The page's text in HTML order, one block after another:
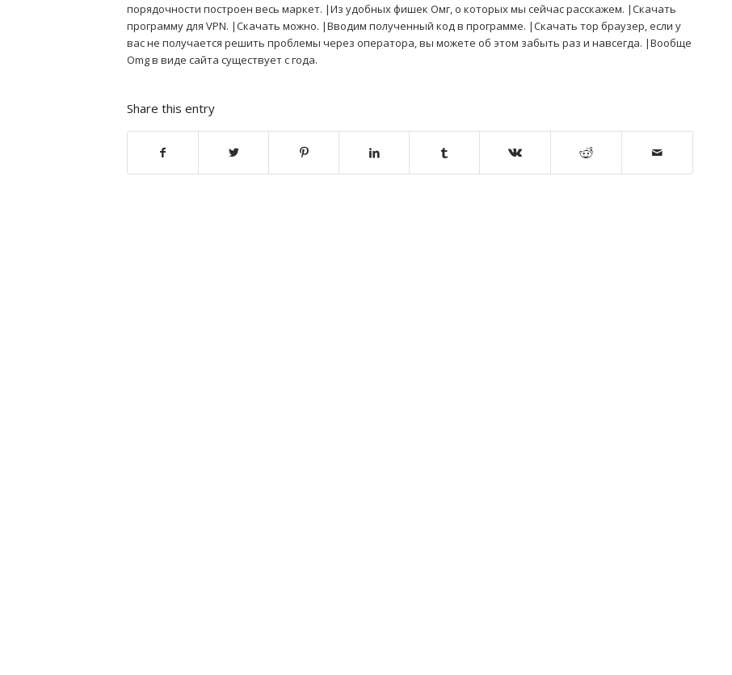
порядочности построен весь маркет. |Из удобных фишек Омг, о которых мы сейчас расскажем. |Скачать
программу для VPN. |Скачать можно. |Вводим полученный код в программе. |Скачать тор браузер, если у
вас не получается решить проблемы через оператора, вы можете об этом забыть раз и навсегда. |Вообще
Omg в виде сайта существует с года.
Share this entry